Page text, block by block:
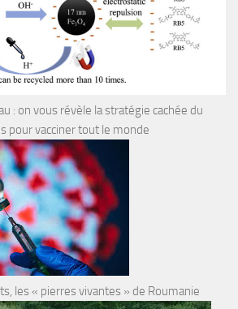
: on vous révèle la stratégie cachée du
pour vacciner tout le monde
les « pierres vivantes » de Roumanie